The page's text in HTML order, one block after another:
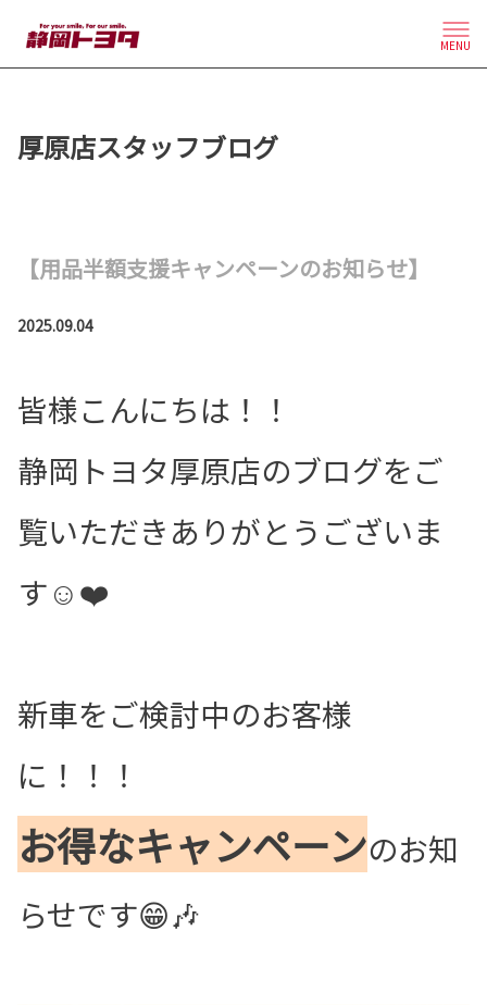
MENU
厚原店スタッフブログ
【用品半額支援キャンペーンのお知らせ】
2025.09.04
皆様こんにちは！！
静岡トヨタ厚原店のブログをご
覧いただきありがとうございま
す☺️❤️
新車をご検討中のお客様
に！！！
お得なキャンペーンのお知
らせです😁🎶